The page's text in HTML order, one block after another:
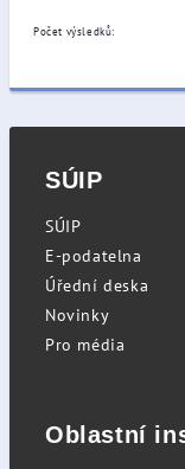
Počet výsledků:
SÚIP
SÚIP
E-podatelna
Úřední deska
Novinky
Pro média
Oblastní